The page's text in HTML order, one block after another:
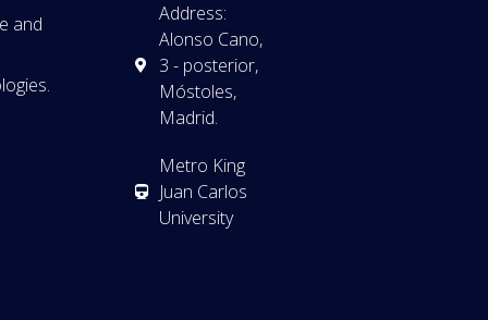
and
Address:
Alonso Cano,
3 - posterior,
Móstoles,
Madrid.
Metro King
Juan Carlos
University